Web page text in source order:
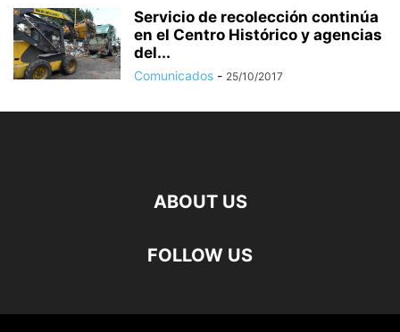
Servicio de recolección continúa
en el Centro Histórico y agencias
del...
Comunicados - 25/10/2017
ABOUT US
FOLLOW US